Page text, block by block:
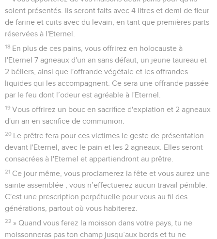
soient présentés. Ils seront faits avec 4 litres et demi de fleur
de farine et cuits avec du levain, en tant que premières parts
réservées à l'Eternel.
18 En plus de ces pains, vous offrirez en holocauste à
l'Eternel 7 agneaux d'un an sans défaut, un jeune taureau et
2 béliers, ainsi que l'offrande végétale et les offrandes
liquides qui les accompagnent. Ce sera une offrande passée
par le feu dont l’odeur est agréable à l'Eternel.
19 Vous offrirez un bouc en sacrifice d'expiation et 2 agneaux
d'un an en sacrifice de communion.
20 Le prêtre fera pour ces victimes le geste de présentation
devant l'Eternel, avec le pain et les 2 agneaux. Elles seront
consacrées à l'Eternel et appartiendront au prêtre.
21 Ce jour même, vous proclamerez la fête et vous aurez une
sainte assemblée ; vous n’effectuerez aucun travail pénible.
C'est une prescription perpétuelle pour vous au fil des
générations, partout où vous habiterez.
22 » Quand vous ferez la moisson dans votre pays, tu ne
moissonneras pas ton champ jusqu’aux bords et tu ne